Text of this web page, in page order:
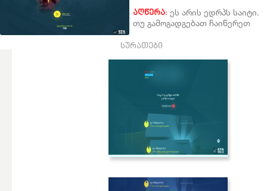
აღწერა: ეს არის ედრპს საიტი.
თუ გამოგადგებათ ჩაიწერეთ
სურათები